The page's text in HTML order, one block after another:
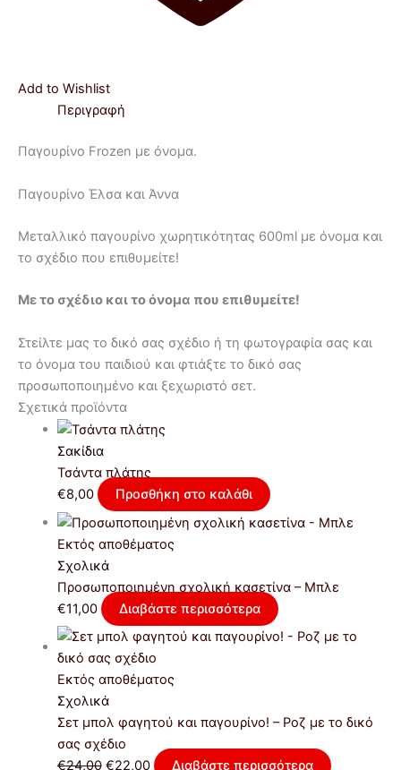
Add to Wishlist
Περιγραφή
Παγουρίνο Frozen με όνομα.
Παγουρίνο Έλσα και Άννα
Μεταλλικό παγουρίνο χωρητικότητας 600ml με όνομα και
το σχέδιο που επιθυμείτε!
Με το σχέδιο και το όνομα που επιθυμείτε!
Στείλτε μας το δικό σας σχέδιο ή τη φωτογραφία σας και
το όνομα του παιδιού και φτιάξτε το δικό σας
προσωποποιημένο και ξεχωριστό σετ.
Σχετικά προϊόντα
Σακίδια
Τσάντα πλάτης
€8,00 Προσθήκη στο καλάθι
Εκτός αποθέματος
Σχολικά
Προσωποποιημένη σχολική κασετίνα – Μπλε
€11,00 Διαβάστε περισσότερα
Εκτός αποθέματος
Σχολικά
Σετ μπολ φαγητού και παγουρίνο! – Ροζ με το δικό
σας σχέδιο
€24,00 €22,00 Διαβάστε περισσότερα